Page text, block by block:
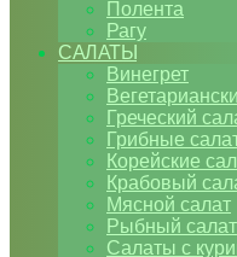
Полента
Рагу
САЛАТЫ
Винегрет
Греческий
Грибные
Корейские
Крабовый
Мясной салат
Рыбный салат
Салаты с